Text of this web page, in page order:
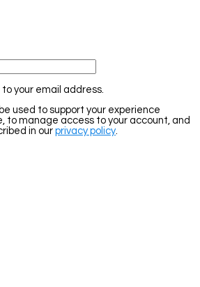
your email address.
used to support your experience
to manage access to your account, and
in our privacy policy.